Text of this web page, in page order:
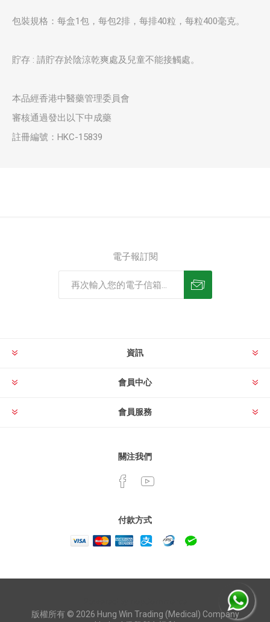
包裝規格：每盒1包，每包2排，每排40粒，每粒400毫克。
貯存 : 請貯存於陰涼乾爽處及兒童不能接觸處。
本品經香港中醫藥管理委員會
審核通過發出以下中成藥
註冊編號：HKC-15839
電子報訂閱
資訊
會員中心
會員服務
關注我們
付款方式
版權所有 © 2026 Hung Win Trading (Medical) Company